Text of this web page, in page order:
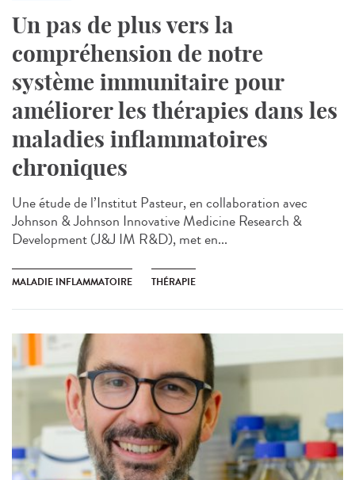
Un pas de plus vers la
compréhension de notre
système immunitaire pour
améliorer les thérapies dans les
maladies inflammatoires
chroniques
Une étude de l’Institut Pasteur, en collaboration avec
Johnson & Johnson Innovative Medicine Research &
Development (J&J IM R&D), met en...
MALADIE INFLAMMATOIRE THÉRAPIE